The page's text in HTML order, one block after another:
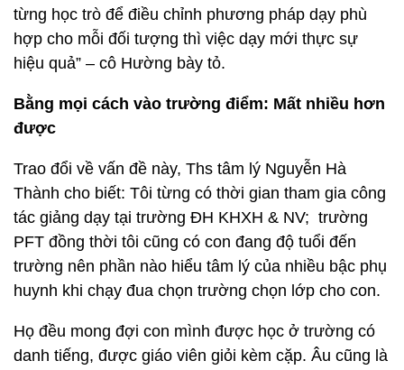
từng học trò để điều chỉnh phương pháp dạy phù
hợp cho mỗi đối tượng thì việc dạy mới thực sự
hiệu quả” – cô Hường bày tỏ.
Bằng mọi cách vào trường điểm: Mất nhiều hơn
được
Trao đổi về vấn đề này, Ths tâm lý Nguyễn Hà
Thành cho biết: Tôi từng có thời gian tham gia công
tác giảng dạy tại trường ĐH KHXH & NV; trường
PFT đồng thời tôi cũng có con đang độ tuổi đến
trường nên phần nào hiểu tâm lý của nhiều bậc phụ
huynh khi chạy đua chọn trường chọn lớp cho con.
Họ đều mong đợi con mình được học ở trường có
danh tiếng, được giáo viên giỏi kèm cặp. Âu cũng là